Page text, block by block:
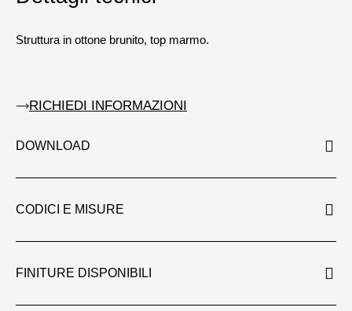
Struttura in ottone brunito, top marmo.
RICHIEDI INFORMAZIONI
DOWNLOAD
CODICI E MISURE
FINITURE DISPONIBILI